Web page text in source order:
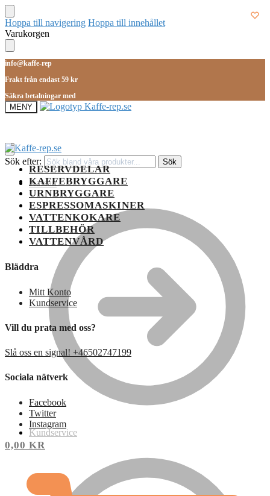
Hoppa till navigering Hoppa till innehållet
Varukorgen
info@kaffe-rep
Frakt från endast 59 kr
Säkra betalningar med
MENY
Sök efter: Sök
Kassan
Kundservice
RESERVDELAR
KAFFEBRYGGARE
URNBRYGGARE
ESPRESSOMASKINER
VATTENKOKARE
TILLBEHÖR
VATTENVÅRD
Bläddra
Mitt Konto
Kundservice
Vill du prata med oss?
Slå oss en signal! +46502747199
Sociala nätverk
Facebook
Twitter
Instagram
0,00 KR